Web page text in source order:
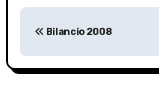
P
s
Bilancio 2008